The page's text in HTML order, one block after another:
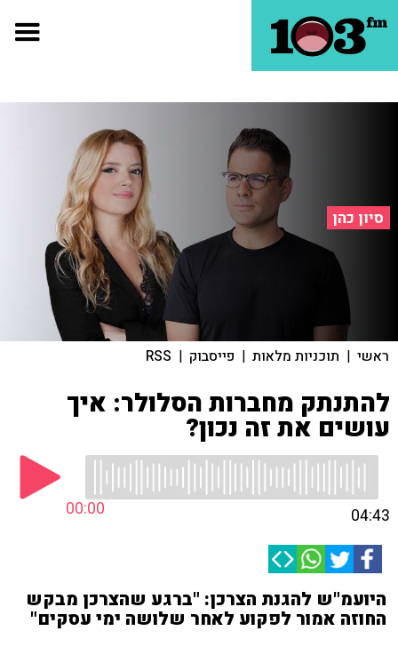
סיון כהן
ראשי | תוכניות מלאות | פייסבוק |
RSS
להתנתק מחברות הסלולר: איך
עושים את זה נכון?
00:00 04:43
היועמ"ש להגנת הצרכן: "ברגע שהצרכן מבקש
החוזה אמור לפקוע לאחר שלושה ימי עסקים"